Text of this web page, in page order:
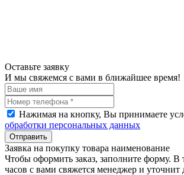
Оставьте заявку
И мы свяжемся с вами в ближайшее время!
Нажимая на кнопку, Вы принимаете
обработки персональных данных
Отправить
Заявка на покупку товара наименование
Чтобы оформить заказ, заполните форму. В
часов с вами свяжется менеджер и уточнит